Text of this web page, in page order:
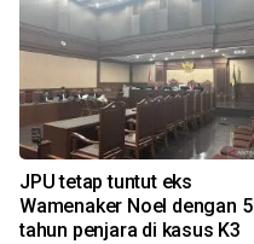
JPU tetap tuntut eks
Wamenaker Noel dengan 5
tahun penjara di kasus K3